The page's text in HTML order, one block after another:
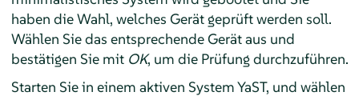
haben die Wahl, welches Gerät geprüft werden soll.
Wählen Sie das entsprechende Gerät aus und
bestätigen Sie mit OK, um die Prüfung durchzuführen.
Starten Sie in einem aktiven System YaST, und wählen